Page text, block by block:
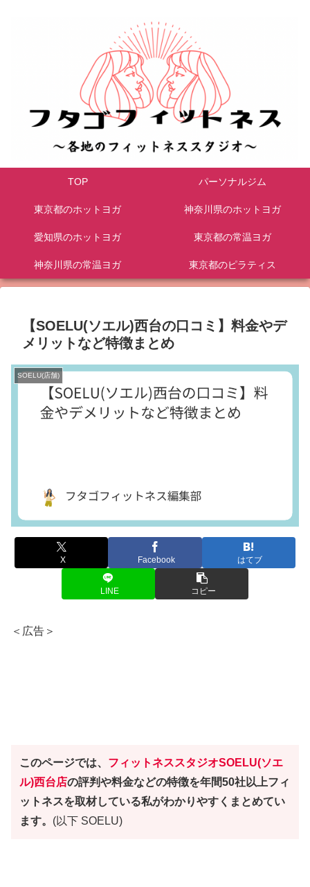
TOP パーソナルジム
東京都のホットヨガ 神奈川県のホットヨガ
愛知県のホットヨガ 東京都の常温ヨガ
神奈川県の常温ヨガ 東京都のピラティス
【SOELU(ソエル)西台の口コミ】料金やデ
メリットなど特徴まとめ
SOELU(店舗)
X Facebook はてブ
LINE コピー
＜広告＞
このページでは、 フィットネススタジオSOELU(ソエ
ル)西台店の評判や料金などの特徴を年間50社以上フィ
ットネスを取材している私がわかりやすくまとめてい
ます。 (以下 SOELU)